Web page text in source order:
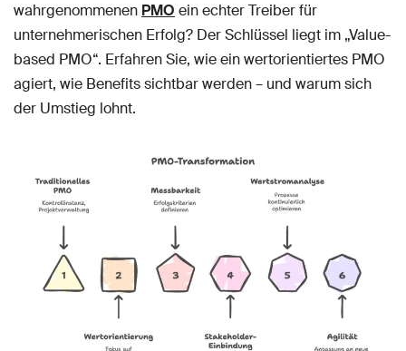
wahrgenommenen PMO ein echter Treiber für
unternehmerischen Erfolg? Der Schlüssel liegt im „Value-
based PMO“. Erfahren Sie, wie ein wertorientiertes PMO
agiert, wie Benefits sichtbar werden – und warum sich
der Umstieg lohnt.